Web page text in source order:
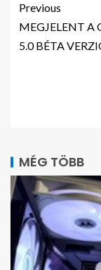
Previous
MEGJELENT A
5.0 BÉTA
MÉG TÖBB